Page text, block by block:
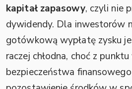
kapitał zapasowy, czyli nie
dywidendy. Dla inwestorów
gotówkową wypłatę zysku
raczej chłodna, choć z
bezpieczeństwa